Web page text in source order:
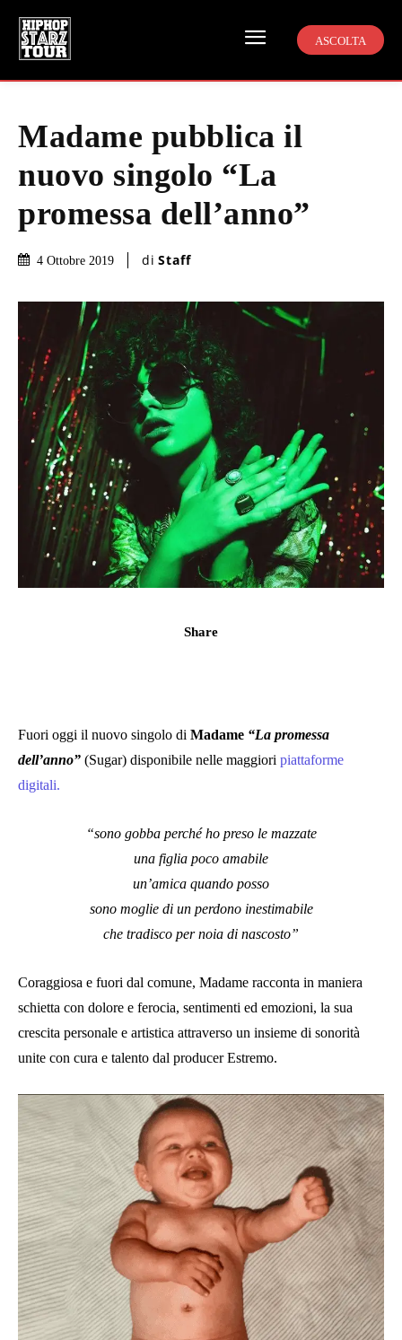
ASCOLTA
Madame pubblica il
nuovo singolo “La
promessa dell’anno”
4 Ottobre 2019 di Staff
Share
Fuori oggi il nuovo singolo di Madame “La promessa
dell’anno” (Sugar) disponibile nelle maggiori piattaforme
digitali.
“sono gobba perché ho preso le mazzate
una figlia poco amabile
un’amica quando posso
sono moglie di un perdono inestimabile
che tradisco per noia di nascosto”
Coraggiosa e fuori dal comune, Madame racconta in maniera
schietta con dolore e ferocia, sentimenti ed emozioni, la sua
crescita personale e artistica attraverso un insieme di sonorità
unite con cura e talento dal producer Estremo.